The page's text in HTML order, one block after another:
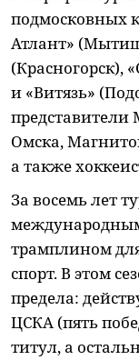
подмосковных
Атлант»
и «Витязь»
представители
Омска,
а также
За восемь лет
трамплином
спорт. В этом
предела:
ЦСКА (пять
титул, а